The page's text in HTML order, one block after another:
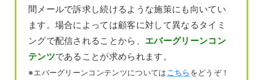
間メールで訴求し続けるような施策にも向いてい
ます。場合によっては顧客に対して異なるタイミ
ングで配信されることから、 エバーグリーンコン
テンツであることが求められます。
※エバーグリーンコンテンツについては こちら をどうぞ！